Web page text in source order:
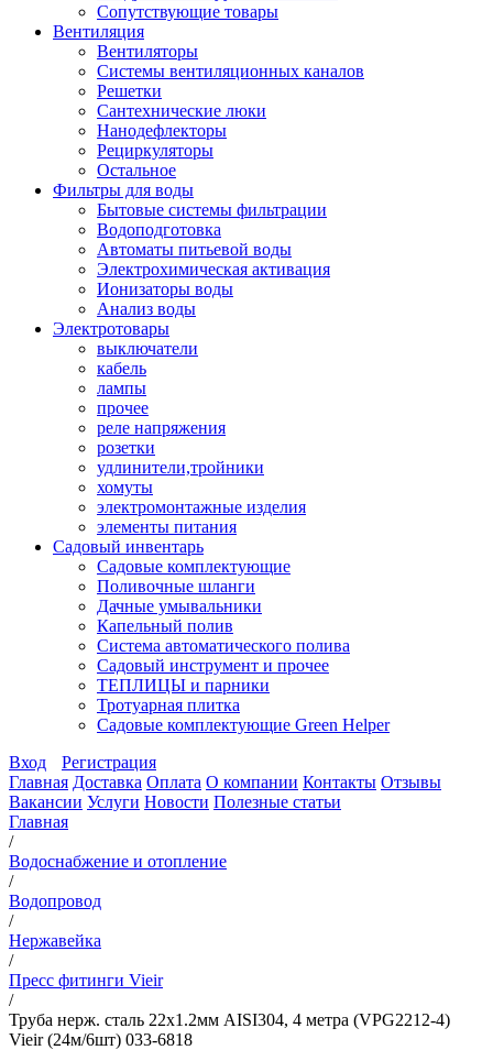
Сопутствующие товары
Вентиляция
Вентиляторы
Системы вентиляционных каналов
Решетки
Сантехнические люки
Нанодефлекторы
Рециркуляторы
Остальное
Фильтры для воды
Бытовые системы фильтрации
Водоподготовка
Автоматы питьевой воды
Электрохимическая активация
Ионизаторы воды
Анализ воды
Электротовары
выключатели
кабель
лампы
прочее
реле напряжения
розетки
удлинители,тройники
хомуты
электромонтажные изделия
элементы питания
Садовый инвентарь
Садовые комплектующие
Поливочные шланги
Дачные умывальники
Капельный полив
Система автоматического полива
Садовый инструмент и прочее
ТЕПЛИЦЫ и парники
Тротуарная плитка
Садовые комплектующие Green Helper
Вход
Регистрация
Главная Доставка Оплата О компании Контакты Отзывы
Вакансии Услуги Новости Полезные статьи
Главная
/
Водоснабжение и отопление
/
Водопровод
/
Нержавейка
/
Пресс фитинги Vieir
/
Труба нерж. сталь 22х1.2мм AISI304, 4 метра (VPG2212-4)
Vieir (24м/6шт) 033-6818